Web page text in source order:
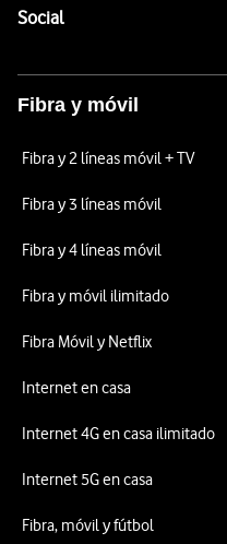
SocialEnlaces a las redes
Fibra y móvil
Fibra y 2 líneas móvil + TV
Fibra y 3 líneas móvil
Fibra y 4 líneas móvil
Fibra y móvil ilimitado
Fibra Móvil y Netflix
Internet en casa
Internet 4G en casa ilimitado
Internet 5G en casa
Fibra, móvil y fútbol